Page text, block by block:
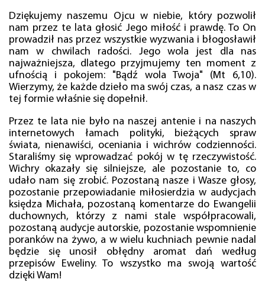
Dziękujemy naszemu Ojcu w niebie, który pozwolił
nam przez te lata głosić Jego miłość i prawdę. To On
prowadził nas przez wszystkie wyzwania i błogosławił
nam w chwilach radości. Jego wola jest dla nas
najważniejsza, dlatego przyjmujemy ten moment z
ufnością i pokojem: "Bądź wola Twoja" (Mt 6,10).
Wierzymy, że każde dzieło ma swój czas, a nasz czas w
tej formie właśnie się dopełnił.
Przez te lata nie było na naszej antenie i na naszych
internetowych łamach polityki, bieżących spraw
świata, nienawiści, oceniania i wichrów codzienności.
Staraliśmy się wprowadzać pokój w tę rzeczywistość.
Wichry okazały się silniejsze, ale pozostanie to, co
udało nam się zrobić. Pozostaną nasze i Wasze głosy,
pozostanie przepowiadanie miłosierdzia w audycjach
księdza Michała, pozostaną komentarze do Ewangelii
duchownych, którzy z nami stale współpracowali,
pozostaną audycje autorskie, pozostanie wspomnienie
poranków na żywo, a w wielu kuchniach pewnie nadal
będzie się unosił obłędny aromat dań według
przepisów Eweliny. To wszystko ma swoją wartość
dzięki Wam!